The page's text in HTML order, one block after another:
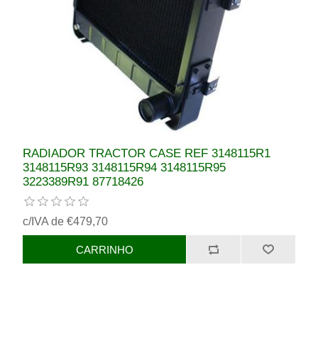
RADIADOR TRACTOR CASE REF 3148115R1
3148115R93 3148115R94 3148115R95
3223389R91 87718426
c/IVA de €479,70